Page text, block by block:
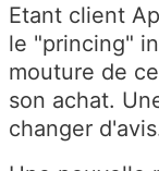
Etant client
le "princing"
mouture de
son achat.
changer